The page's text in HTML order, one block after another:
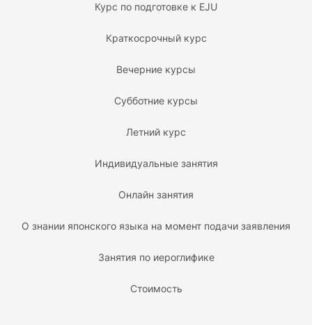
Курс по подготовке к EJU
Краткосрочный курс
Вечерние курсы
Субботние курсы
Летний курс
Индивидуальные занятия
Онлайн занятия
О знании японского языка на момент подачи заявления
Занятия по иероглифике
Стоимость